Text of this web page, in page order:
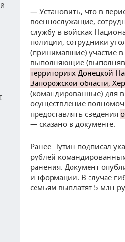
— Установить, что в
военнослужащие,
службу в войсках
полиции, сотрудники
(принимавшие) участие
выполняющие
территориях Донецкой
Запорожской области,
(командированные) для
осуществление
предоставлять сведения
— сказано в документе.
Ранее Путин подписал
рублей
ранения. Документ
информации. В случае
семьям выплатят 5 млн